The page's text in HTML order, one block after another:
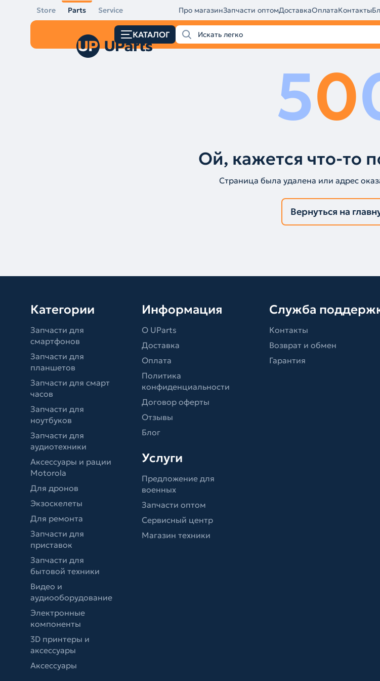
Store Parts Service Про магазинЗапчасти оптомДоставкаОплатаКонтакты
КАТАЛОГ
50
Ой, кажется что-то
Страница была удалена или адрес
Вернуться на
Категории
Запчасти для
смартфонов
Запчасти для
планшетов
Запчасти для смарт
часов
Запчасти для
ноутбуков
Запчасти для
аудиотехники
Аксессуары и рации
Motorola
Для дронов
Экзоскелеты
Для ремонта
Запчасти для
приставок
Запчасти для
бытовой техники
Видео и
аудиооборудование
Электронные
компоненты
3D принтеры и
аксессуары
Аксессуары
Информация
О UParts
Доставка
Оплата
Политика
конфиденциальности
Договор оферты
Отзывы
Блог
Услуги
Предложение для
военных
Запчасти оптом
Сервисный центр
Магазин техники
Служба
Контакты
Возврат и обмен
Гарантия